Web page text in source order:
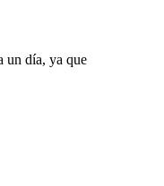
un día, ya que